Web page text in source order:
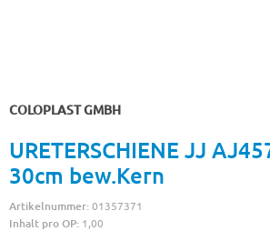
COLOPLAST GMBH
URETERSCHIENE JJ
30cm bew.Kern
Artikelnummer:01357371
Inhalt pro OP: 1,00